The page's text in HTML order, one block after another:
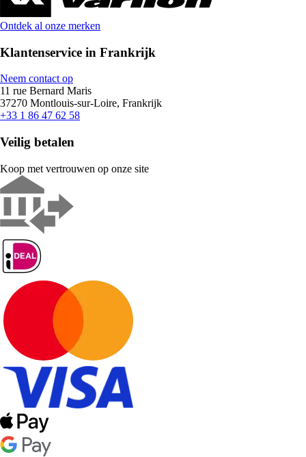
Ontdek al onze merken
Klantenservice in Frankrijk
Neem contact op
11 rue Bernard Maris
37270 Montlouis-sur-Loire, Frankrijk
+33 1 86 47 62 58
Veilig betalen
Koop met vertrouwen op onze site